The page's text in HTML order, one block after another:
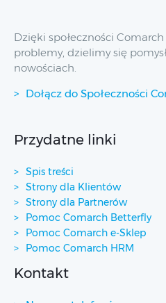
Dzięki społeczności
problemy, dzielimy się
nowościach.
Dołącz do Społeczności
Przydatne linki
Spis treści
Strony dla Klientów
Strony dla Partnerów
Pomoc Comarch Betterfly
Pomoc Comarch e-Sklep
Pomoc Comarch HRM
Kontakt